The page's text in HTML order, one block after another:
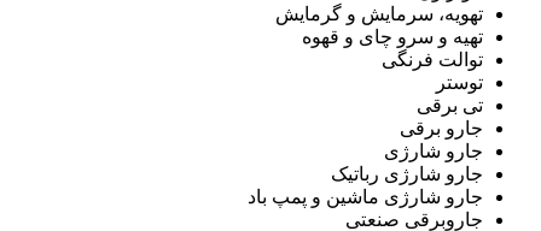
تهویه، سرمایش و گرمایش
تهیه و سرو چای و قهوه
توالت فرنگی
توستر
تی برقی
جارو برقی
جارو شارژی
جارو شارژی رباتیک
جارو شارژی ماشین و پمپ باد
جاروبرقی صنعتی